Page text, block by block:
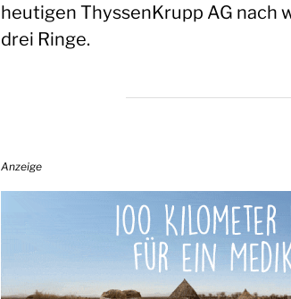
heutigen ThyssenKrupp AG nach
drei Ringe.
Anzeige